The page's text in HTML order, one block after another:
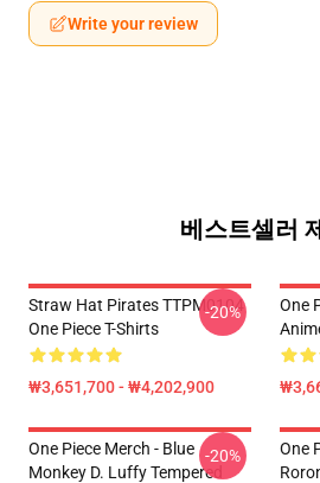
Write your review
베스트셀러
Straw Hat Pirates TTPM0104
One Piece T-Shirts
₩3,651,700 - ₩4,202,900
-20%
One
One Piece Merch - Blue
Monkey D. Luffy Tempered
-20%
One